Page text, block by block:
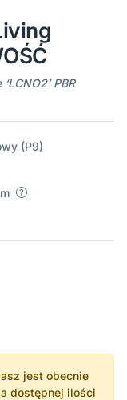
PBR
(P9)
jest obecnie
dostępnej ilości